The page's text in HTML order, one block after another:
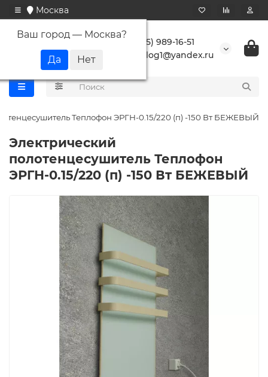
Москва
Ваш город — Москва?
+7 (495) 989-16-51
buranlog1@yandex.ru
Теплофон ЭРГН-0.15/220 (п) -150 Вт БЕЖЕВЫЙ
Электрический
полотенцесушитель Теплофон
ЭРГН-0.15/220 (п) -150 Вт БЕЖЕВЫЙ